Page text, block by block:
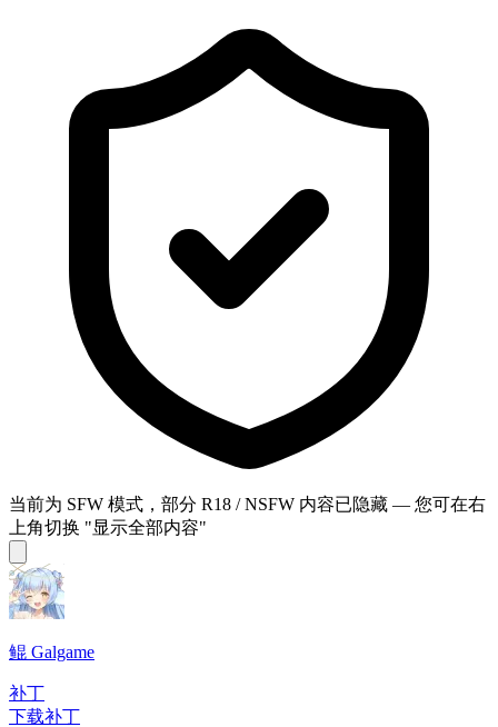
当前为 SFW 模式，部分 R18 / NSFW 内容已隐藏 — 您可在右
上角切换 "显示全部内容"
鲲 Galgame
补丁
下载补丁